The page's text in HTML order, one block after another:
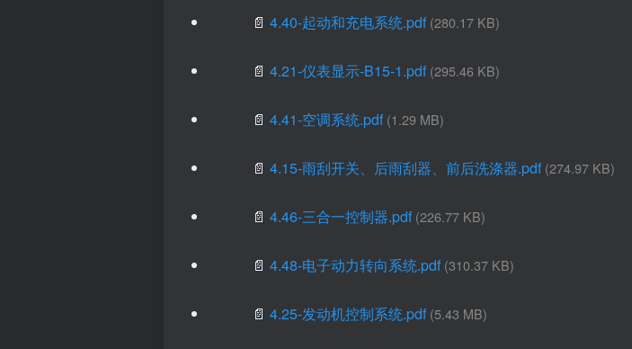
📄 4.40-起动和充电系统.pdf (280.17 KB)
📄 4.21-仪表显示-B15-1.pdf (295.46 KB)
📄 4.41-空调系统.pdf (1.29 MB)
📄 4.15-雨刮开关、后雨刮器、前后洗涤器.pdf (274.97 KB)
📄 4.46-三合一控制器.pdf (226.77 KB)
📄 4.48-电子动力转向系统.pdf (310.37 KB)
📄 4.25-发动机控制系统.pdf (5.43 MB)